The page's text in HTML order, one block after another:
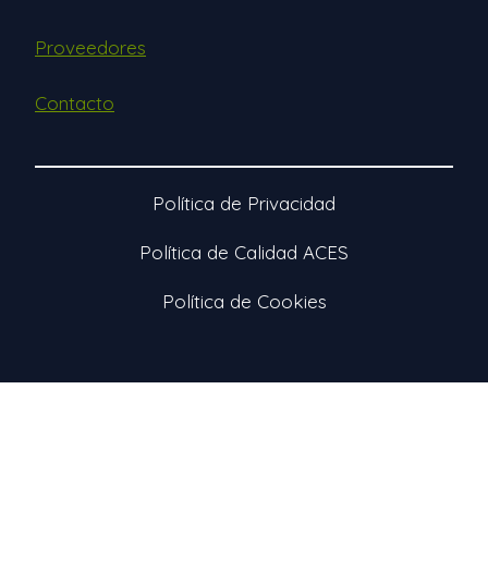
Proveedores
Contacto
Política de Privacidad
Política de Calidad ACES
Política de Cookies